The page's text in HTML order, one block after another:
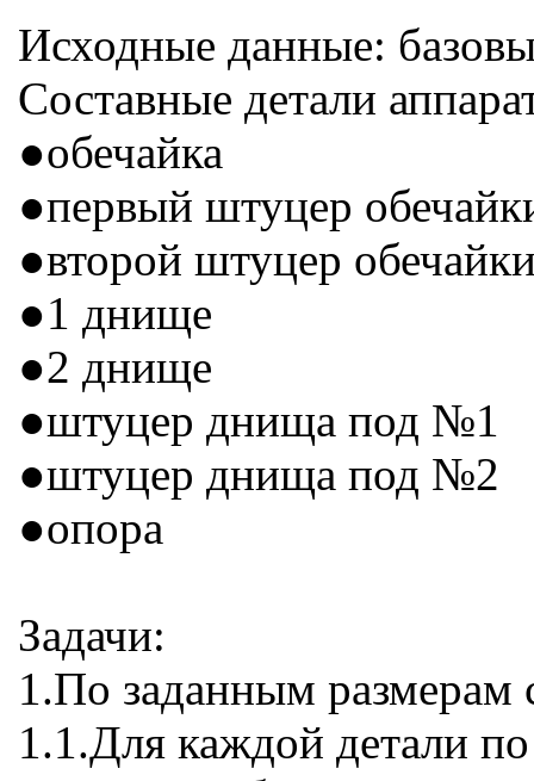
Исходные данные:
Составные детали
●обечайка
●первый штуцер
●второй штуцер
●1 днище
●2 днище
●штуцер днища под №1
●штуцер днища под №2
●опора
Задачи:
1.По заданным размерам
1.1.Для каждой детали